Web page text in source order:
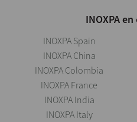
INOXPA
INOXPA Spain
INOXPA China
INOXPA Colombia
INOXPA France
INOXPA India
INOXPA Italy